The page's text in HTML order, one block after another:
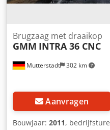
Mutterstadt 302 km
Brugzaag met draaikop
GMM INTRA 36 CNC
Aanvragen
Bouwjaar: 2011,